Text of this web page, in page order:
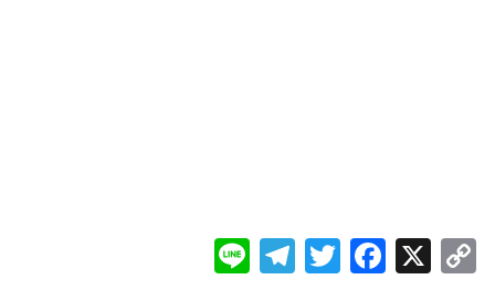
Li
Te
T
F
X